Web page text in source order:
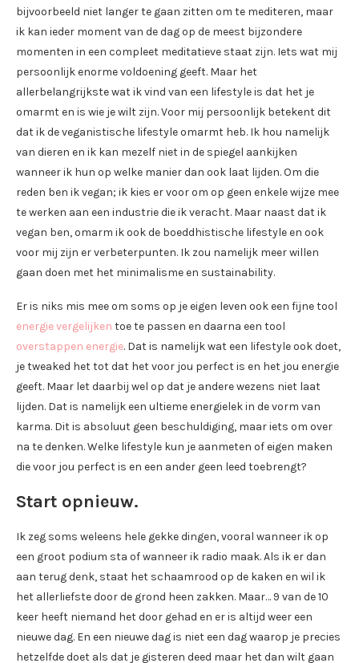
bijvoorbeeld niet langer te gaan zitten om te mediteren, maar
ik kan ieder moment van de dag op de meest bijzondere
momenten in een compleet meditatieve staat zijn. Iets wat mij
persoonlijk enorme voldoening geeft. Maar het
allerbelangrijkste wat ik vind van een lifestyle is dat het je
omarmt en is wie je wilt zijn. Voor mij persoonlijk betekent dit
dat ik de veganistische lifestyle omarmt heb. Ik hou namelijk
van dieren en ik kan mezelf niet in de spiegel aankijken
wanneer ik hun op welke manier dan ook laat lijden. Om die
reden ben ik vegan; ik kies er voor om op geen enkele wijze mee
te werken aan een industrie die ik veracht. Maar naast dat ik
vegan ben, omarm ik ook de boeddhistische lifestyle en ook
voor mij zijn er verbeterpunten. Ik zou namelijk meer willen
gaan doen met het minimalisme en sustainability.
Er is niks mis mee om soms op je eigen leven ook een fijne tool
energie vergelijken toe te passen en daarna een tool
overstappen energie. Dat is namelijk wat een lifestyle ook doet,
je tweaked het tot dat het voor jou perfect is en het jou energie
geeft. Maar let daarbij wel op dat je andere wezens niet laat
lijden. Dat is namelijk een ultieme energielek in de vorm van
karma. Dit is absoluut geen beschuldiging, maar iets om over
na te denken. Welke lifestyle kun je aanmeten of eigen maken
die voor jou perfect is en een ander geen leed toebrengt?
Start opnieuw.
Ik zeg soms weleens hele gekke dingen, vooral wanneer ik op
een groot podium sta of wanneer ik radio maak. Als ik er dan
aan terug denk, staat het schaamrood op de kaken en wil ik
het allerliefste door de grond heen zakken. Maar… 9 van de 10
keer heeft niemand het door gehad en er is altijd weer een
nieuwe dag. En een nieuwe dag is niet een dag waarop je precies
hetzelfde doet als dat je gisteren deed maar het dan wilt gaan